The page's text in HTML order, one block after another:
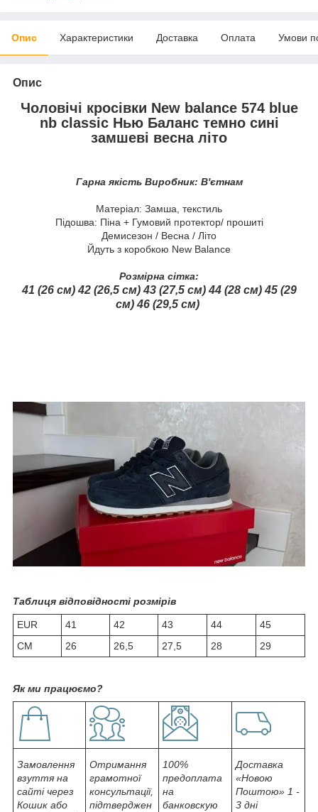
Опис Характеристики Доставка Оплата Умови
Опис
Чоловічі кросівки New balance 574 blue
nb classic Нью Баланс темно сині
замшеві весна літо
Гарна якість Виробник: В'єтнам
Матеріал: Замша, текстиль
Підошва: Піна + Гумовий протектор/ прошиті
Демисезон / Весна / Літо
Йдуть з коробкою New Balance
Розмірна сітка:
41 (26 см) 42 (26,5 см) 43 (27,5 см) 44 (28 см) 45 (29
см) 46 (29,5 см)
Таблиця відповідності розмірів
EUR 41 42 43 44
45
СМ
26 26,5 27,5 28 29
Як ми працюємо?
Замовлення
взуття на
сайті через
Кошик або
Отримання
грамотної
консультації,
підтверджен
100%
предоплата
на
банковскую
Доставка
«Новою
Поштою» 1 -
3 дні